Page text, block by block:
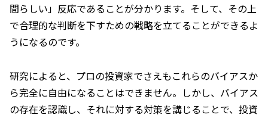
間らしい」反応であることが分かります。そして、その上
で合理的な判断を下すための戦略を立てることができるよ
うになるのです。
研究によると、プロの投資家でさえもこれらのバイアスか
ら完全に自由になることはできません。しかし、バイアス
の存在を認識し、それに対する対策を講じることで、投資